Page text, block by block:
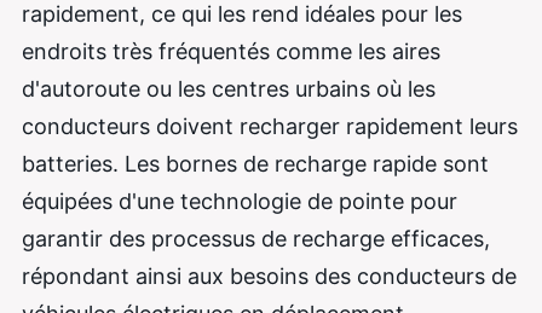
rapidement, ce qui les rend idéales pour les
endroits très fréquentés comme les aires
d'autoroute ou les centres urbains où les
conducteurs doivent recharger rapidement leurs
batteries. Les bornes de recharge rapide sont
équipées d'une technologie de pointe pour
garantir des processus de recharge efficaces,
répondant ainsi aux besoins des conducteurs de